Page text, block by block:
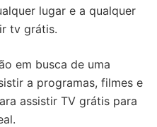
lugar e a qualquer
tv grátis.
em busca de uma
a programas, filmes e
assistir TV grátis para